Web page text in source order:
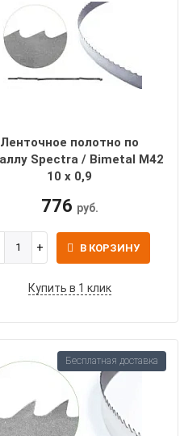
Ленточное полотно по
Spectra / Bimetal M42
10 х 0,9
776 руб.
В КОРЗИНУ
Купить в 1 клик
Бесплатная доставка